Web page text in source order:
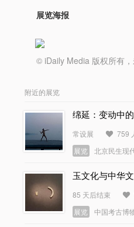
展览海报
© iDaily Media 版权所有，
附近的展览
绵延：变动中
常设展 759
展览
北京民生现
玉文化与中华
85 天后结束
展览
中国考古博